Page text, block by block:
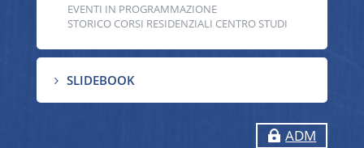
EVENTI IN PROGRAMMAZIONE
STORICO CORSI RESIDENZIALI CENTRO STUDI
5 SLIDEBOOK
ADM